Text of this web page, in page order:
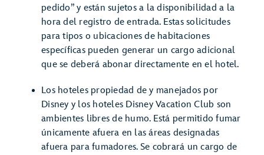
pedido” y están sujetos a la disponibilidad a la
hora del registro de entrada. Estas solicitudes
para tipos o ubicaciones de habitaciones
específicas pueden generar un cargo adicional
que se deberá abonar directamente en el hotel.
Los hoteles propiedad de y manejados por
Disney y los hoteles Disney Vacation Club son
ambientes libres de humo. Está permitido fumar
únicamente afuera en las áreas designadas
afuera para fumadores. Se cobrará un cargo de